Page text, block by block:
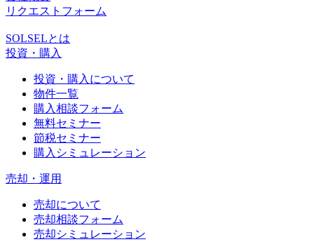
リクエストフォーム
SOLSELとは
投資・購入
投資・購入について
物件一覧
購入相談フォーム
無料セミナー
節税セミナー
購入シミュレーション
売却・運用
売却について
売却相談フォーム
売却シミュレーション